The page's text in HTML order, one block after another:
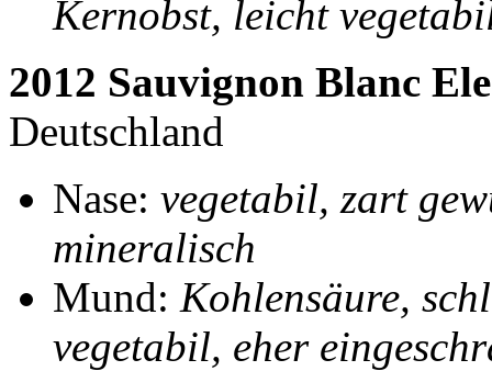
Kernobst, leicht
2012 Sauvignon Blanc
Deutschland
Nase: vegetabil, zart
mineralisch
Mund: Kohlensäure,
vegetabil, eher